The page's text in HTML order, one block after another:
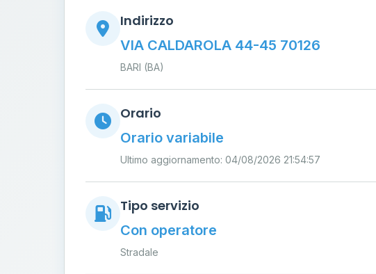
Indirizzo
VIA CALDAROLA 44-45 70126
BARI (BA)
Orario
Orario variabile
Ultimo aggiornamento: 04/08/2026 21:54:57
Tipo servizio
Con operatore
Stradale